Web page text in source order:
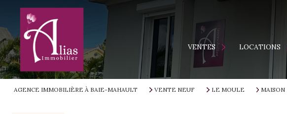
VENTES
APPARTEMENTS
TERRAINS
PROGRAMMES NEUFS
LOCATIONS
MAISONS
APPARTEMENTS
AGENCE IMMOBILIÈRE À BAIE-MAHAULT VENTE NEUF LE MOULE MAISON